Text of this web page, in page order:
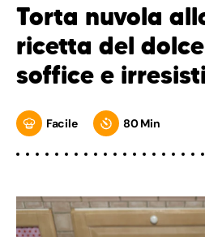
Torta nuvola
ricetta del
soffice e
Facile 80 Min